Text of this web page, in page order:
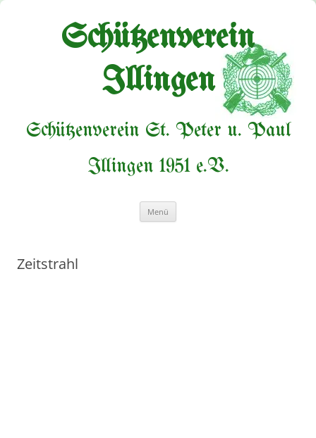
Schützenverein
Illingen
Schützenverein St. Peter u. Paul
Illingen 1951 e.V.
Menü
Zeitstrahl